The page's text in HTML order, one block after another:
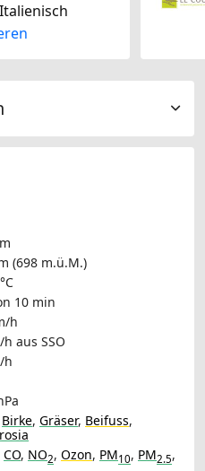
(698 m.ü.M.)
10 min
h
h aus SSO
h
Birke, Gräser, Beifuss,
CO, NO2, Ozon, PM10, PM2.5,